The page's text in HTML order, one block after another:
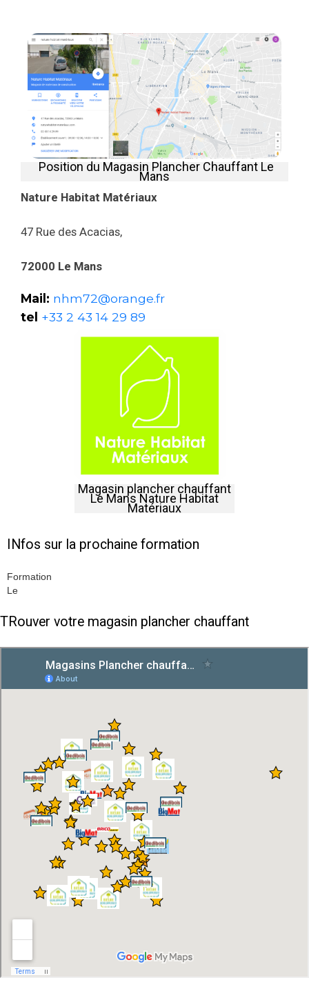
‍ ‍Position du Magasin Plancher Chauffant Le
Mans
Nature Habitat Matériaux
47 Rue des Acacias,
72000 Le Mans
Mail: nhm72@orange.fr
tel +33 2 43 14 29 89
Magasin plancher chauffant
Le Mans Nature Habitat
Matériaux
INfos sur la prochaine formation
Formation
Le
TRouver votre magasin plancher chauffant